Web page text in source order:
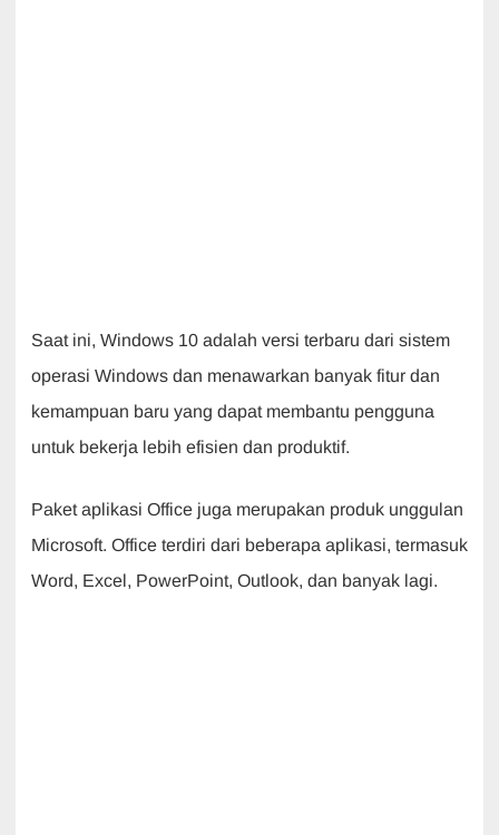
Saat ini, Windows 10 adalah versi terbaru dari sistem
operasi Windows dan menawarkan banyak fitur dan
kemampuan baru yang dapat membantu pengguna
untuk bekerja lebih efisien dan produktif.
Paket aplikasi Office juga merupakan produk unggulan
Microsoft. Office terdiri dari beberapa aplikasi, termasuk
Word, Excel, PowerPoint, Outlook, dan banyak lagi.